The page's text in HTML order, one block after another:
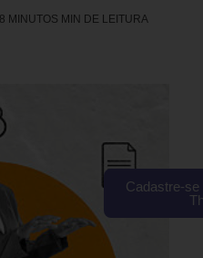
8 MINUTOS MIN DE LEITURA
Cadastre-